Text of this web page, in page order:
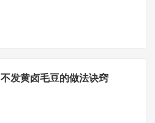
不发黄卤毛豆的做法诀窍